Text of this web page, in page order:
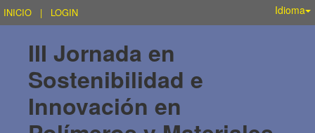
INICIO | LOGIN Idioma
III Jornada en
Sostenibilidad e
Innovación en